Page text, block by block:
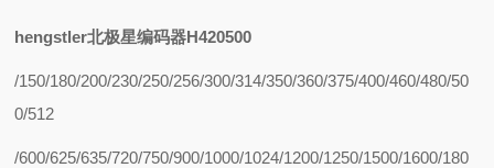
hengstler北极星编码器H420500
/150/180/200/230/250/256/300/314/350/360/375/400/460/480/50
0/512
/600/625/635/720/750/900/1000/1024/1200/1250/1500/1600/180